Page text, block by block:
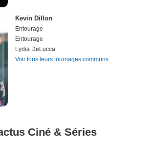
Kevin Dillon
Entourage
Entourage
Lydia DeLucca
Voir tous leurs tournages communs
Ciné & Séries